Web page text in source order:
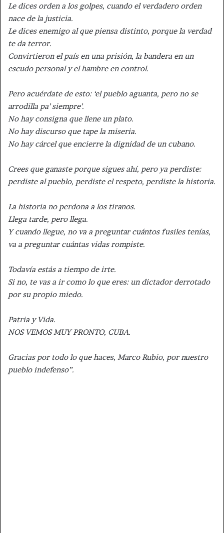
Le dices orden a los golpes, cuando el verdadero orden
nace de la justicia.
Le dices enemigo al que piensa distinto, porque la verdad
te da terror.
Convirtieron el país en una prisión, la bandera en un
escudo personal y el hambre en control.
Pero acuérdate de esto: ‘el pueblo aguanta, pero no se
arrodilla pa’ siempre’.
No hay consigna que llene un plato.
No hay discurso que tape la miseria.
No hay cárcel que encierre la dignidad de un cubano.
Crees que ganaste porque sigues ahí, pero ya perdiste:
perdiste al pueblo, perdiste el respeto, perdiste la historia.
La historia no perdona a los tiranos.
Llega tarde, pero llega.
Y cuando llegue, no va a preguntar cuántos fusiles tenías,
va a preguntar cuántas vidas rompiste.
Todavía estás a tiempo de irte.
Si no, te vas a ir como lo que eres: un dictador derrotado
por su propio miedo.
Patria y Vida.
NOS VEMOS MUY PRONTO, CUBA.
Gracias por todo lo que haces, Marco Rubio, por nuestro
pueblo indefenso”.